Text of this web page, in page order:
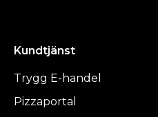
Kundtjänst
Trygg E-handel
Pizzaportal